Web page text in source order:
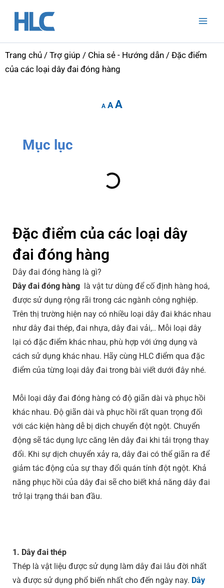
Trang chủ / Trợ giúp / Chia sẻ - Hướng dẫn / Đặc điểm
của các loại dây đai đóng hàng
Afont
Afont
Afont
Mục lục
Đặc điểm của các loại dây
đai đóng hàng
Dây đai đóng hàng là gì?
Dây đai đóng hàng là vật tư dùng để cố định hàng hoá,
được sử dụng rộng rãi trong các ngành công nghiệp.
Trên thị trường hiện nay có nhiều loại dây đai khác nhau
như dây đai thép, đai nhựa, dây đai vải,.. Mỗi loại dây
lại có đặc điểm khác nhau, phù hợp với ứng dụng và
cách sử dụng khác nhau. Hãy cùng HLC điểm qua đặc
điểm của từng loại dây đai trong bài viết dưới đây nhé.
Mỗi loại dây đai đóng hàng có độ giãn dài và phục hồi
khác nhau. Độ giãn dài và phục hồi rất quan trọng đối
với các kiện hàng dễ bị dịch chuyển đột ngột. Chuyển
động sẽ tác dụng lực căng lên dây đai khi tải trọng thay
đổi. Khi sự dịch chuyển xảy ra, dây đai có thể giãn ra để
giảm tác động của sự thay đổi quán tính đột ngột. Khả
năng phục hồi của dây đai sẽ cho biết khả năng dây đai
trở lại trạng thái ban đầu.
1. Dây đai thép
Thép là vật liệu được sử dụng làm dây đai lâu đời nhất
và được sử dụng phổ biến nhất cho đến ngày nay. Dây